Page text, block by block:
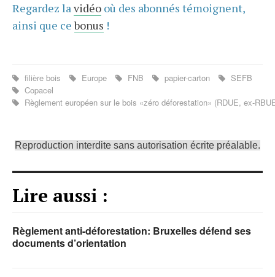
Regardez lavidéo où des abonnés témoignent,
ainsi que cebonus !
filière bois Europe FNB papier-carton
SEFB
Copacel
Règlement européen sur le bois «zéro déforestation» (RDUE, ex-
Reproduction interdite sans autorisation écrite préalable.
Lire aussi :
Règlement anti-déforestation: Bruxelles défend ses
documents d’orientation